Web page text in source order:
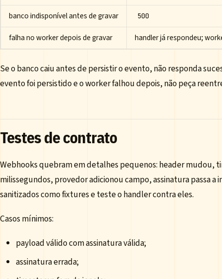
banco indisponível antes de gravar 500
falha no worker depois de gravar handler já respondeu;
Se o banco caiu antes de persistir o evento, não responda
evento foi persistido e o worker falhou depois, não peça
Testes de contrato
Webhooks quebram em detalhes pequenos: header mudou,
milissegundos, provedor adicionou campo, assinatura passa a
sanitizados como fixtures e teste o handler contra eles.
Casos mínimos:
payload válido com assinatura válida;
assinatura errada;